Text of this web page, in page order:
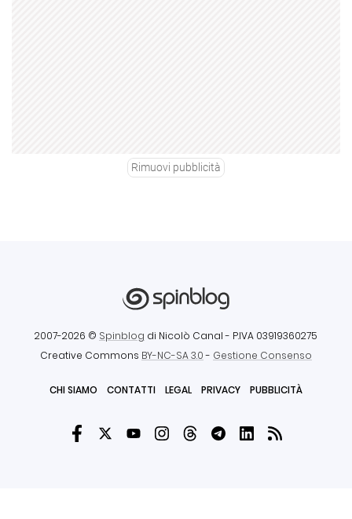
Rimuovi pubblicità
2007-2026 © Spinblog di Nicolò Canal - P.IVA 03919360275
Creative Commons BY-NC-SA 3.0- Gestione Consenso
CHI SIAMO CONTATTI LEGAL PRIVACY PUBBLICITÀ